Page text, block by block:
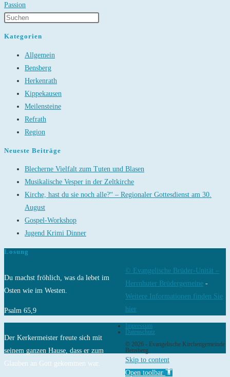
Passion
Kategorien
Allgemein
Bensberg
Herkenrath
Kippekausen
Meilensteine
Refrath
Region
Neueste Beiträge
Blecherne Vielfalt zum Tuten und Blasen
Musikalische Vesper in der Zeltkirche
Kirche, hast du sie noch alle?“ – Regionaler Gottesdienst am 30.
August
Gospel-Workshop
Jugend Krimi Dinner
Losung
Du machst fröhlich, was da lebet im
Osten wie im Westen.
Psalm 65,9
Der Kerkermeister freute sich mit
seinem ganzen Hause, dass er zum
Glauben an Gott gekommen war.
© Evangelische Brüder-Unität –
Herrnhuter Brüdergemeine -
Weitere Informationen finden Sie
hier
Impressum
Datenschutz
© 2026 - Evangelische Kirchengemeinde
Bensberg
Skip to content
Open toolbar